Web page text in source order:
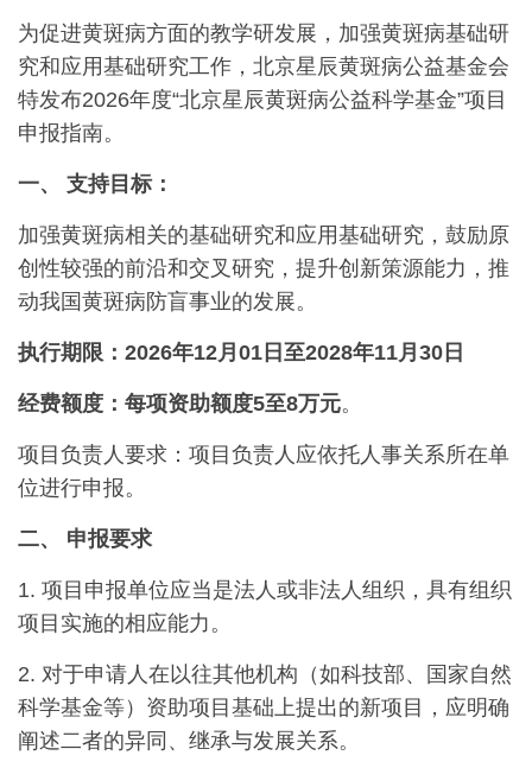
为促进黄斑病方面的教学研发展，加强黄斑病基础研
究和应用基础研究工作，北京星辰黄斑病公益基金会
特发布2026年度“北京星辰黄斑病公益科学基金”项目
申报指南。
一、 支持目标：
加强黄斑病相关的基础研究和应用基础研究，鼓励原
创性较强的前沿和交叉研究，提升创新策源能力，推
动我国黄斑病防盲事业的发展。
执行期限：2026年12月01日至2028年11月30日
经费额度：每项资助额度5至8万元。
项目负责人要求：项目负责人应依托人事关系所在单
位进行申报。
二、 申报要求
1. 项目申报单位应当是法人或非法人组织，具有组织
项目实施的相应能力。
2. 对于申请人在以往其他机构（如科技部、国家自然
科学基金等）资助项目基础上提出的新项目，应明确
阐述二者的异同、继承与发展关系。